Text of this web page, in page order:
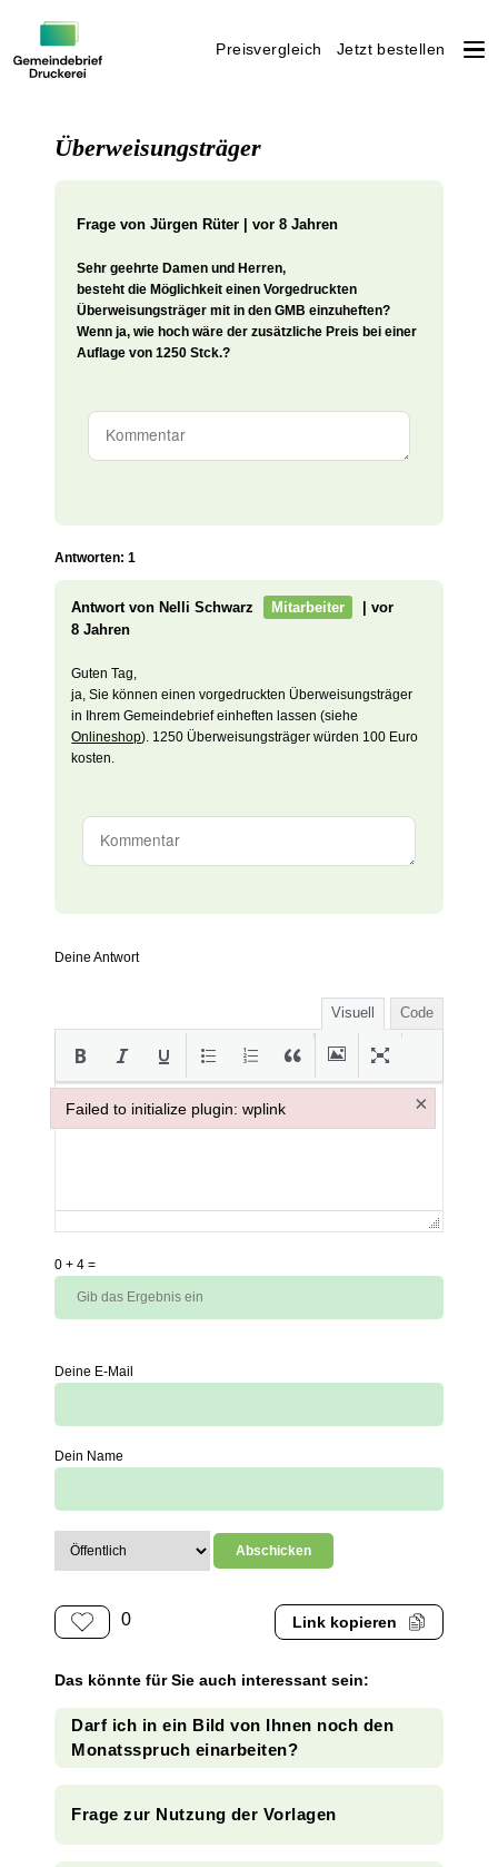
Preisvergleich Jetzt bestellen
Überweisungsträger
Frage vonJürgen Rüter | vor 8 Jahren
Sehr geehrte Damen und Herren,
besteht die Möglichkeit einen Vorgedruckten
Überweisungsträger mit in den GMB einzuheften?
Wenn ja, wie hoch wäre der zusätzliche Preis bei einer
Auflage von 1250 Stck.?
Antworten: 1
Antwort von Nelli Schwarz Mitarbeiter
| vor
8 Jahren
Guten Tag,
ja, Sie können einen vorgedruckten Überweisungsträger
in Ihrem Gemeindebrief einheften lassen (siehe
Onlineshop). 1250 Überweisungsträger würden 100 Euro
kosten.
Deine Antwort
Visuell Code
0 + 4 =
Deine E-Mail
Dein Name
0 Link kopieren
Das könnte für Sie auch interessant sein:
Darf ich in ein Bild von Ihnen noch den
Monatsspruch einarbeiten?
Frage zur Nutzung der Vorlagen
Failed to initialize plugin: wplink ×
Failed to initialize plugin: wplink